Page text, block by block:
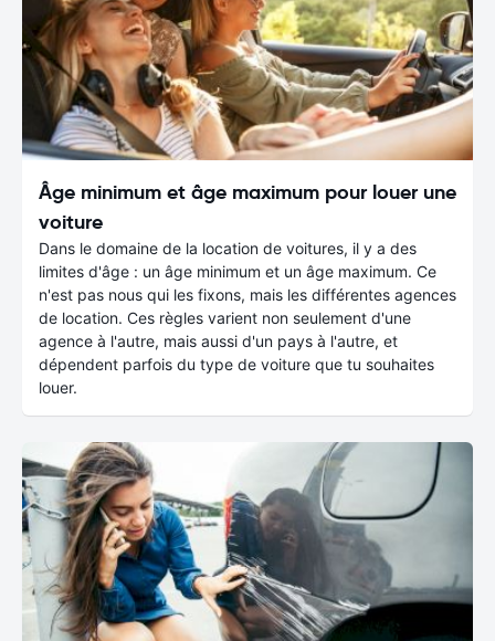
Âge minimum et âge maximum pour louer une
voiture
Dans le domaine de la location de voitures, il y a des
limites d'âge : un âge minimum et un âge maximum. Ce
n'est pas nous qui les fixons, mais les différentes agences
de location. Ces règles varient non seulement d'une
agence à l'autre, mais aussi d'un pays à l'autre, et
dépendent parfois du type de voiture que tu souhaites
louer.